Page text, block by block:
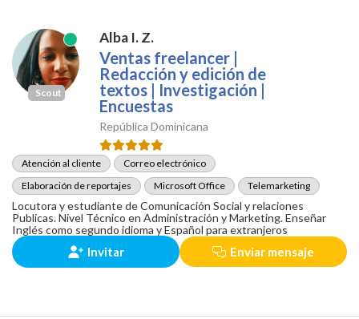
Scout
Alba I. Z.
Ventas freelancer |
Redacción y edición de
textos | Investigación |
Encuestas
República Dominicana
Atención al cliente
Correo electrónico
Elaboración de reportajes
Microsoft Office Telemarketing
Locutora y estudiante de Comunicación Social y relaciones
Publicas. Nivel Técnico en Administración y Marketing. Enseñar
Inglés como segundo idioma y Español para extranjeros
Invitar Enviar mensaje